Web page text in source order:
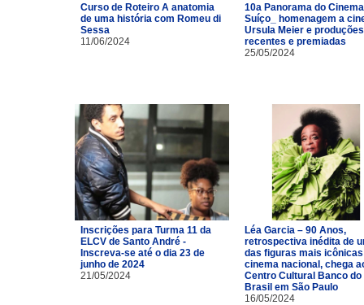
Curso de Roteiro A anatomia
de uma história com Romeu di
Sessa
11/06/2024
10a Panorama do Cinema
Suíço_ homenagem a
Ursula Meier e produções
recentes e premiadas
25/05/2024
Inscrições para Turma 11 da
ELCV de Santo André -
Inscreva-se até o dia 23 de
junho de 2024
21/05/2024
Léa Garcia – 90 Anos,
retrospectiva inédita de
das figuras mais
cinema nacional, chega
Centro Cultural Banco do
Brasil em São Paulo
16/05/2024